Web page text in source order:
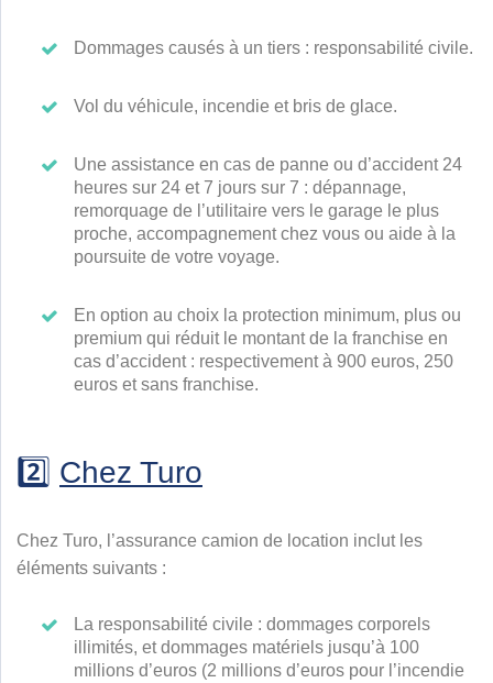
Dommages causés à un tiers : responsabilité civile.
Vol du véhicule, incendie et bris de glace.
Une assistance en cas de panne ou d’accident 24
heures sur 24 et 7 jours sur 7 : dépannage,
remorquage de l’utilitaire vers le garage le plus
proche, accompagnement chez vous ou aide à la
poursuite de votre voyage.
En option au choix la protection minimum, plus ou
premium qui réduit le montant de la franchise en
cas d’accident : respectivement à 900 euros, 250
euros et sans franchise.
2️⃣ Chez Turo
Chez Turo, l’assurance camion de location inclut les
éléments suivants :
La responsabilité civile : dommages corporels
illimités, et dommages matériels jusqu’à 100
millions d’euros (2 millions d’euros pour l’incendie